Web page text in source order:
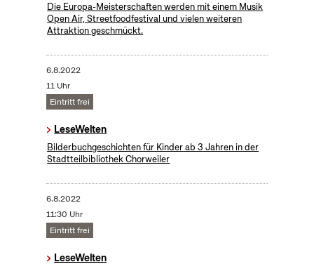
Die Europa-Meisterschaften werden mit einem Musik
Open Air, Streetfoodfestival und vielen weiteren
Attraktion geschmückt.
6.8.2022
11 Uhr
Eintritt frei
LeseWelten
Bilderbuchgeschichten für Kinder ab 3 Jahren in der
Stadtteilbibliothek Chorweiler
6.8.2022
11:30 Uhr
Eintritt frei
LeseWelten